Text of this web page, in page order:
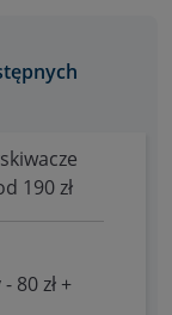
190 zł
80 zł +